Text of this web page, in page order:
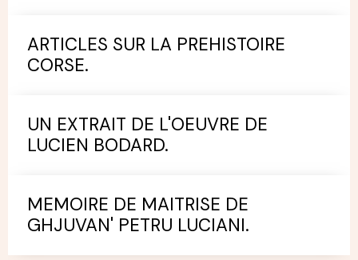
ARTICLES SUR LA PREHISTOIRE
CORSE.
UN EXTRAIT DE L'OEUVRE DE
LUCIEN BODARD.
MEMOIRE DE MAITRISE DE
GHJUVAN' PETRU LUCIANI.